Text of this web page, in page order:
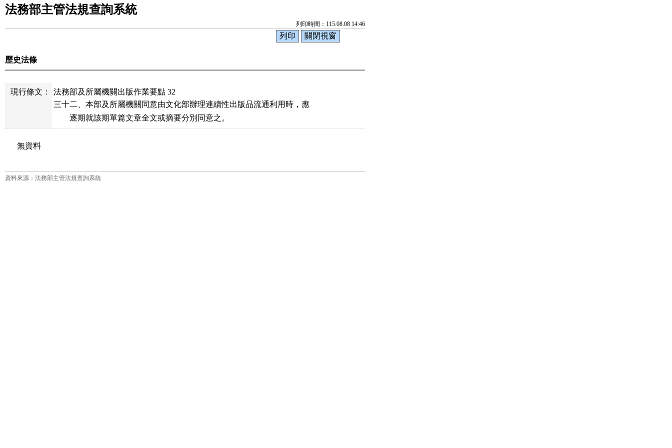
法務部主管法規查詢系統
列印時間：115.08.08 14:46
歷史法條
現行條文：
法務部及所屬機關出版作業要點 32
三十二、本部及所屬機關同意由文化部辦理連續性出版品流通利用時，應
        逐期就該期單篇文章全文或摘要分別同意之。
無資料
資料來源：法務部主管法規查詢系統